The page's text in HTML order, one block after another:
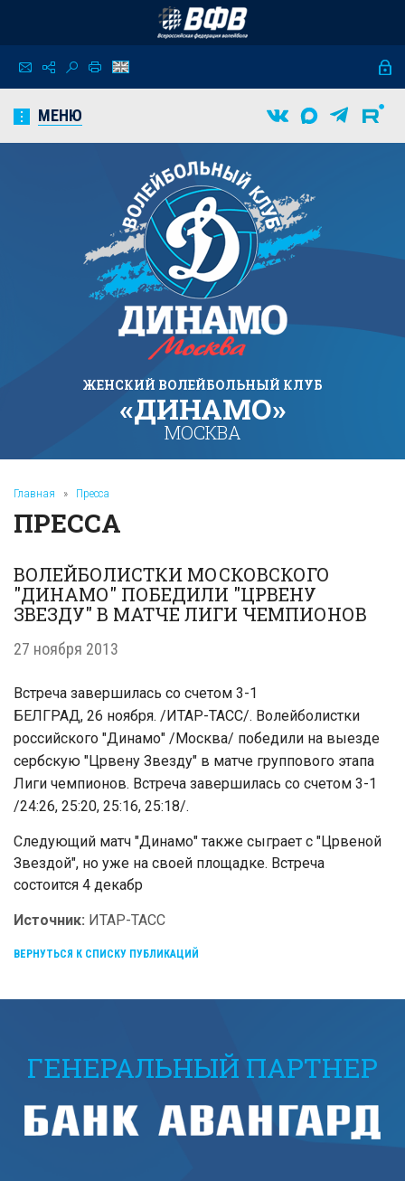
МЕНЮ
ЖЕНСКИЙ ВОЛЕЙБОЛЬНЫЙ КЛУБ
«ДИНАМО»
МОСКВА
Главная » Пресса
ПРЕССА
ВОЛЕЙБОЛИСТКИ МОСКОВСКОГО
"ДИНАМО" ПОБЕДИЛИ "ЦРВЕНУ
ЗВЕЗДУ" В МАТЧЕ ЛИГИ ЧЕМПИОНОВ
27 ноября 2013
Встреча завершилась со счетом 3-1
БЕЛГРАД, 26 ноября. /ИТАР-ТАСС/. Волейболистки
российского "Динамо" /Москва/ победили на выезде
сербскую "Црвену Звезду" в матче группового этапа
Лиги чемпионов. Встреча завершилась со счетом 3-1
/24:26, 25:20, 25:16, 25:18/.
Следующий матч "Динамо" также сыграет с "Црвеной
Звездой", но уже на своей площадке. Встреча
состоится 4 декабр
Источник: ИТАР-ТАСС
ВЕРНУТЬСЯ К СПИСКУ ПУБЛИКАЦИЙ
ГЕНЕРАЛЬНЫЙ ПАРТНЕР